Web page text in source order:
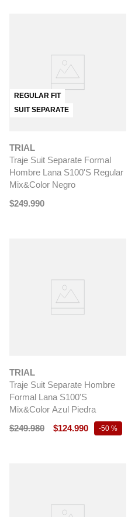
REGULAR FIT
SUIT SEPARATE
TRIAL
Traje Suit Separate Formal
Hombre Lana S100'S Regular
Mix&Color Negro
$249.990
TRIAL
Traje Suit Separate Hombre
Formal Lana S100'S
Mix&Color Azul Piedra
$249.980 $124.990 -50 %